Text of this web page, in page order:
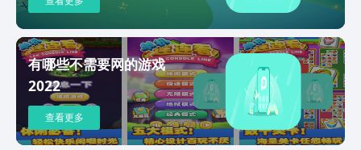
往常一样，这一疯狂鲁莽的侦探历险充满
了曲折。 4、丰富了其游戏的内容玩法，
让整个游戏更加的经典独特。 飞行者兄
弟2游戏评价 飞行者兄弟2游戏里面的玩
法超级经典独特，整个游戏内容玩法非常
的丰富多彩，在这里，玩家们将要跟随兄
弟二人组去对抗邪恶的势力，拯救出阿森
尼克。 九游为您提供飞行者兄弟2的 手
有哪些不需要网的游戏
2022
查看更多